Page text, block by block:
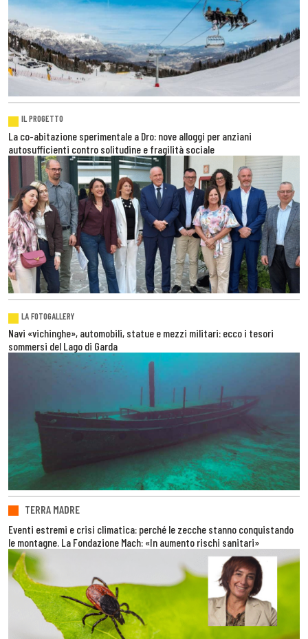
IL PROGETTO
La co-abitazione sperimentale a Dro: nove alloggi per anziani
autosufficienti contro solitudine e fragilità sociale
LA FOTOGALLERY
Navi «vichinghe», automobili, statue e mezzi militari: ecco i tesori
sommersi del Lago di Garda
TERRA MADRE
Eventi estremi e crisi climatica: perché le zecche stanno conquistando
le montagne. La Fondazione Mach: «In aumento rischi sanitari»